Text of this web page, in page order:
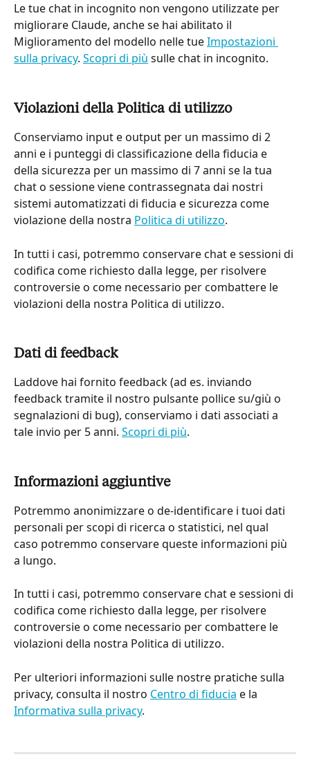
Le tue chat in incognito non vengono utilizzate per
migliorare Claude, anche se hai abilitato il
Miglioramento del modello nelle tue Impostazioni
sulla privacy. Scopri di più sulle chat in incognito.
Violazioni della Politica di utilizzo
Conserviamo input e output per un massimo di 2
anni e i punteggi di classificazione della fiducia e
della sicurezza per un massimo di 7 anni se la tua
chat o sessione viene contrassegnata dai nostri
sistemi automatizzati di fiducia e sicurezza come
violazione della nostra Politica di utilizzo.
In tutti i casi, potremmo conservare chat e sessioni di
codifica come richiesto dalla legge, per risolvere
controversie o come necessario per combattere le
violazioni della nostra Politica di utilizzo.
Dati di feedback
Laddove hai fornito feedback (ad es. inviando
feedback tramite il nostro pulsante pollice su/giù o
segnalazioni di bug), conserviamo i dati associati a
tale invio per 5 anni. Scopri di più.
Informazioni aggiuntive
Potremmo anonimizzare o de-identificare i tuoi dati
personali per scopi di ricerca o statistici, nel qual
caso potremmo conservare queste informazioni più
a lungo.
In tutti i casi, potremmo conservare chat e sessioni di
codifica come richiesto dalla legge, per risolvere
controversie o come necessario per combattere le
violazioni della nostra Politica di utilizzo.
Per ulteriori informazioni sulle nostre pratiche sulla
privacy, consulta il nostro Centro di fiducia e la
Informativa sulla privacy.